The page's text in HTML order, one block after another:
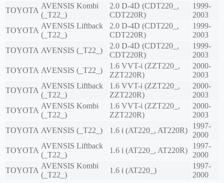
TOYOTA
AVENSIS Kombi
(_T22_)
2.0 D-4D (CDT220_,
CDT220R)
1999-
2003
TOYOTA
AVENSIS Liftback
(_T22_)
2.0 D-4D (CDT220_,
CDT220R)
1999-
2003
TOYOTA AVENSIS (_T22_)
2.0 D-4D (CDT220_,
CDT220R)
1999-
2003
TOYOTA AVENSIS (_T22_)
1.6 VVT-i (ZZT220_,
ZZT220R)
2000-
2003
TOYOTA
AVENSIS Liftback
(_T22_)
1.6 VVT-i (ZZT220_,
ZZT220R)
2000-
2003
TOYOTA
AVENSIS Kombi
(_T22_)
1.6 VVT-i (ZZT220_,
ZZT220R)
2000-
2003
TOYOTA AVENSIS (_T22_) 1.6 i (AT220_, AT220R)
1997-
2000
TOYOTA
AVENSIS Liftback
(_T22_)
1.6 i (AT220_, AT220R)
1997-
2000
TOYOTA
AVENSIS Kombi
(_T22_)
1.6 i (AT220_)
1997-
2000